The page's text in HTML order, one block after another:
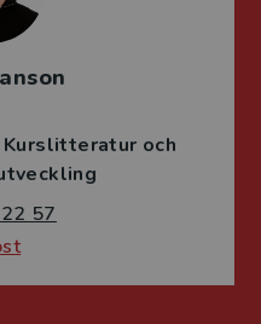
Kurslitteratur och
57